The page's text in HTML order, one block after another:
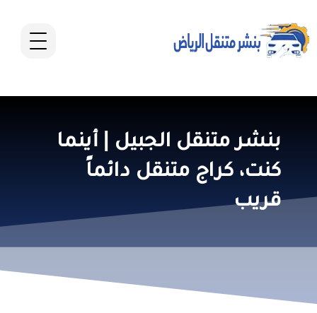
بنشر متنقل الجبيل | أينما
كنت، كراج متنقل دائماً
قريب